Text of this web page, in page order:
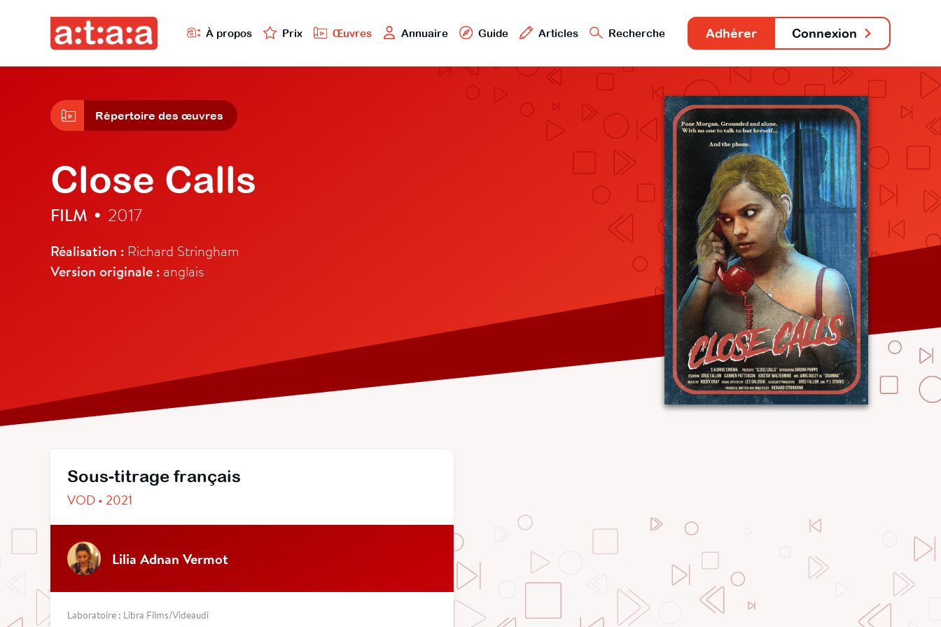
À propos Prix Œuvres Annuaire Guide Articles Recherche Adhérer Connexion
Répertoire des œuvres
Close Calls
FILM • 2017
Réalisation : Richard Stringham
Version originale : anglais
Sous-titrage français
VOD • 2021
Lilia Adnan Vermot
Laboratoire : Libra Films/Videaudi